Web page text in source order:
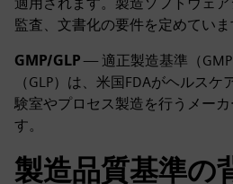
監査、文書化の要件を定めていま
GMP/GLP— 適正製造基準（
（GLP）は、米国FDAがヘルス
験室やプロセス製造を行うメー
す。
製造品質基準の